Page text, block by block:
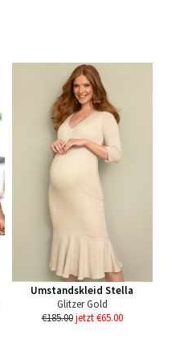
Umstandskleid Stella
Glitzer Gold
€185.00 jetzt €65.00